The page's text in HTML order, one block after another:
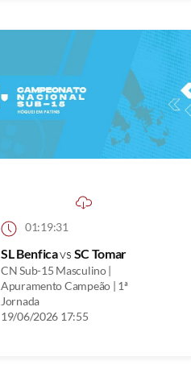
01:19:31
SL Benficavs SC Tomar
CN Sub-15 Masculino |
Apuramento Campeão | 1ª
Jornada
19/06/2026 17:55